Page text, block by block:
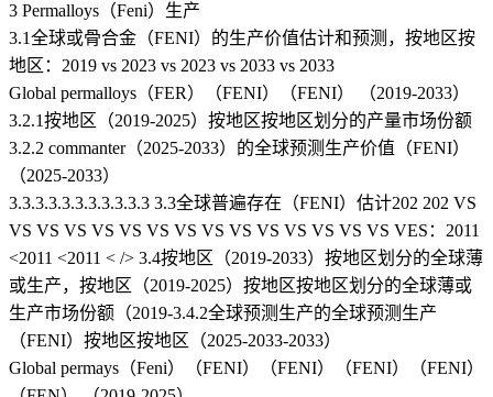
3 Permalloys（Feni）生产
3.1全球或骨合金（FENI）的生产价值估计和预测，按地区按
地区：2019 vs 2023 vs 2023 vs 2033 vs 2033
Global permalloys（FER）（FENI）（FENI） （2019-2033）
3.2.1按地区（2019-2025）按地区按地区划分的产量市场份额
3.2.2 commanter（2025-2033）的全球预测生产价值（FENI）
（2025-2033）
3.3.3.3.3.3.3.3.3.3.3 3.3全球普遍存在（FENI）估计202 202 VS
VS VS VS VS VS VS VS VS VS VS VS VS VS VS VES：2011
<2011 <2011 < /> 3.4按地区（2019-2033）按地区划分的全球薄
或生产，按地区（2019-2025）按地区按地区划分的全球薄或
生产市场份额（2019-3.4.2全球预测生产的全球预测生产
（FENI）按地区按地区（2025-2033-2033）
Global permays（Feni）（FENI）（FENI）（FENI）（FENI）